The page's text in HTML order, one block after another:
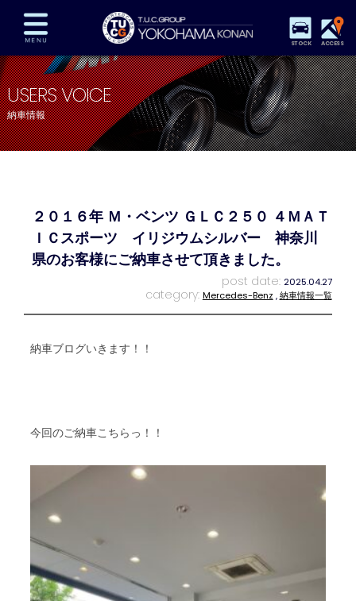
STOCK ACCESS
在庫車両情報 保証&サービス パーツリスト
TUCとは？ 店舗情報 アクセスマップ
全国納車 特別作業 注文販売
プライバシーポリシー スタッフblog 納車blog
USERS VOICE
納車情報
２０１６年 Ｍ・ベンツ ＧＬＣ２５０ ４ＭＡＴ
ＩＣスポーツ イリジウムシルバー 神奈川
県のお客様にご納車させて頂きました。
post date: 2025.04.27
category: Mercedes-Benz ,納車情報一覧
納車ブログいきます！！
今回のご納車こちらっ！！